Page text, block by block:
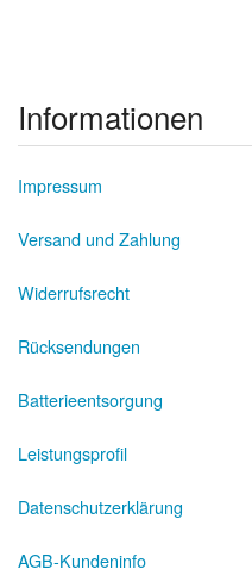
Informationen
Impressum
Versand und Zahlung
Widerrufsrecht
Rücksendungen
Batterieentsorgung
Leistungsprofil
Datenschutzerklärung
AGB-Kundeninfo